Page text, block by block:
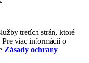
tretích strán, ktoré
Pre viac informácií o
Zásady ochrany